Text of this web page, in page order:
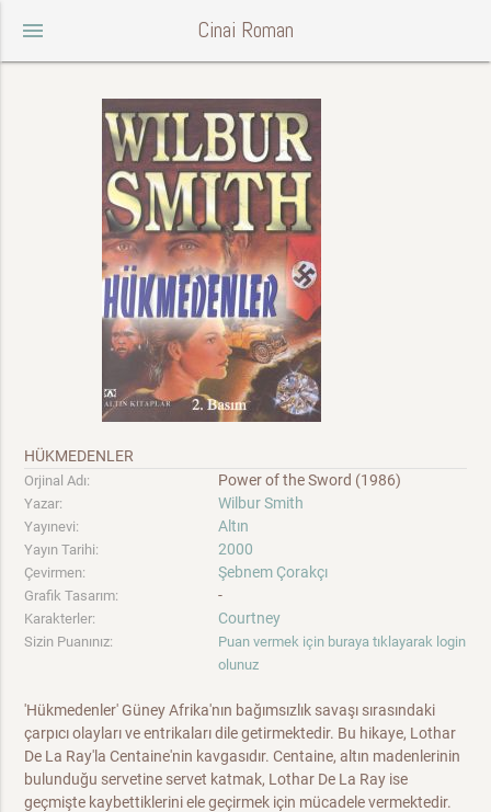
menu Cinai Roman
HÜKMEDENLER
Orjinal Adı: Power of the Sword (1986)
Yazar: Wilbur Smith
Yayınevi: Altın
Yayın Tarihi: 2000
Çevirmen: Şebnem Çorakçı
Grafik Tasarım: -
Karakterler: Courtney
Sizin Puanınız:
Puan vermek için buraya tıklayarak login
olunuz
'Hükmedenler' Güney Afrika'nın bağımsızlık savaşı sırasındaki
çarpıcı olayları ve entrikaları dile getirmektedir. Bu hikaye, Lothar
De La Ray'la Centaine'nin kavgasıdır. Centaine, altın madenlerinin
bulunduğu servetine servet katmak, Lothar De La Ray ise
geçmişte kaybettiklerini ele geçirmek için mücadele vermektedir.